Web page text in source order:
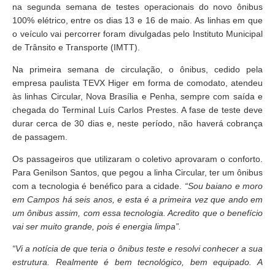
na segunda semana de testes operacionais do novo ônibus
100% elétrico, entre os dias 13 e 16 de maio. As linhas em que
o veículo vai percorrer foram divulgadas pelo Instituto Municipal
de Trânsito e Transporte (IMTT).
Na primeira semana de circulação, o ônibus, cedido pela
empresa paulista TEVX Higer em forma de comodato, atendeu
às linhas Circular, Nova Brasília e Penha, sempre com saída e
chegada do Terminal Luís Carlos Prestes. A fase de teste deve
durar cerca de 30 dias e, neste período, não haverá cobrança
de passagem.
Os passageiros que utilizaram o coletivo aprovaram o conforto.
Para Genilson Santos, que pegou a linha Circular, ter um ônibus
com a tecnologia é benéfico para a cidade.
“Sou baiano e moro
em Campos há seis anos, e esta é a primeira vez que ando em
um ônibus assim, com essa tecnologia. Acredito que o benefício
vai ser muito grande, pois é energia limpa”.
“Vi a notícia de que teria o ônibus teste e resolvi conhecer a sua
estrutura. Realmente é bem tecnológico, bem equipado. A